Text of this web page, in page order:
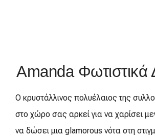
Amanda
Ο κρυστάλλινος πολυέλαιος της
στο χώρο σας αρκεί για να χαρίσει
να δώσει μια glamorous νότα στη